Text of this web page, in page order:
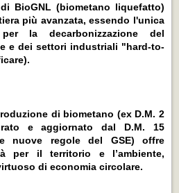
BioGNL (biometano liquefatto)
più avanzata, essendo l'unica
la decarbonizzazione del
e dei settori industriali "hard-to-
di biometano (ex D.M. 2
e aggiornato dal D.M. 15
nuove regole del GSE) offre
per il territorio e l’ambiente,
di economia circolare.